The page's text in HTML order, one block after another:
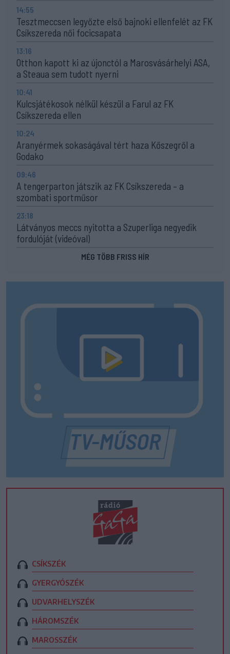
14:55
Tesztmeccsen legyőzte első bajnoki ellenfelét az FK
Csíkszereda női focicsapata
13:16
Otthon kapott ki az újonctól a Marosvásárhelyi ASA,
a Steaua sem tudott nyerni
10:41
Kulcsjátékosok nélkül készül a Farul az FK
Csíkszereda ellen
10:24
Aranyérmek sokaságával tért haza Kőszegről a
Godako
09:46
A tengerparton játszik az FK Csíkszereda – a
szombati sportműsor
23:18
Látványos meccs nyitotta a Szuperliga negyedik
fordulóját (videóval)
MÉG TÖBB FRISS HÍR
CSÍKSZÉK
GYERGYÓSZÉK
UDVARHELYSZÉK
HÁROMSZÉK
MAROSSZÉK